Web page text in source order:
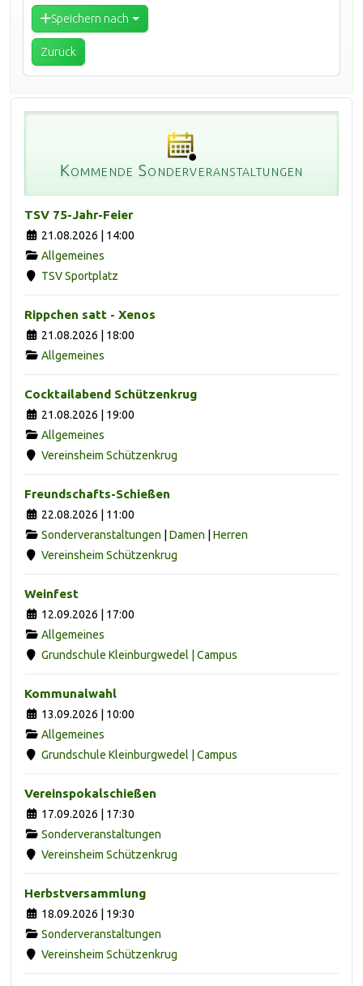
Speichern nach
Zurück
Kommende Sonderveranstaltungen
TSV 75-Jahr-Feier
21.08.2026 | 14:00
Allgemeines
TSV Sportplatz
Rippchen satt - Xenos
21.08.2026 | 18:00
Allgemeines
Cocktailabend Schützenkrug
21.08.2026 | 19:00
Allgemeines
Vereinsheim Schützenkrug
Freundschafts-Schießen
22.08.2026 | 11:00
Sonderveranstaltungen
Damen
Herren
Vereinsheim Schützenkrug
Weinfest
12.09.2026 | 17:00
Allgemeines
Grundschule Kleinburgwedel | Campus
Kommunalwahl
13.09.2026 | 10:00
Allgemeines
Grundschule Kleinburgwedel | Campus
Vereinspokalschießen
17.09.2026 | 17:30
Sonderveranstaltungen
Vereinsheim Schützenkrug
Herbstversammlung
18.09.2026 | 19:30
Sonderveranstaltungen
Vereinsheim Schützenkrug